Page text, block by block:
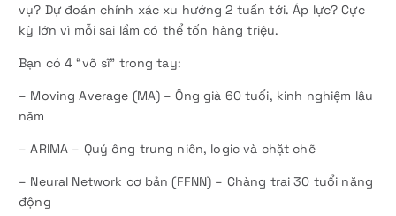
vụ? Dự đoán chính xác xu hướng 2 tuần tới. Áp lực? Cực
kỳ lớn vì mỗi sai lầm có thể tốn hàng triệu.
Bạn có 4 “võ sĩ” trong tay:
– Moving Average (MA) – Ông già 60 tuổi, kinh nghiệm lâu
năm
– ARIMA – Quý ông trung niên, logic và chặt chẽ
– Neural Network cơ bản (FFNN) – Chàng trai 30 tuổi năng
động